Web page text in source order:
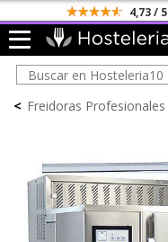
4,73 / 5
< Freidoras Profesionales